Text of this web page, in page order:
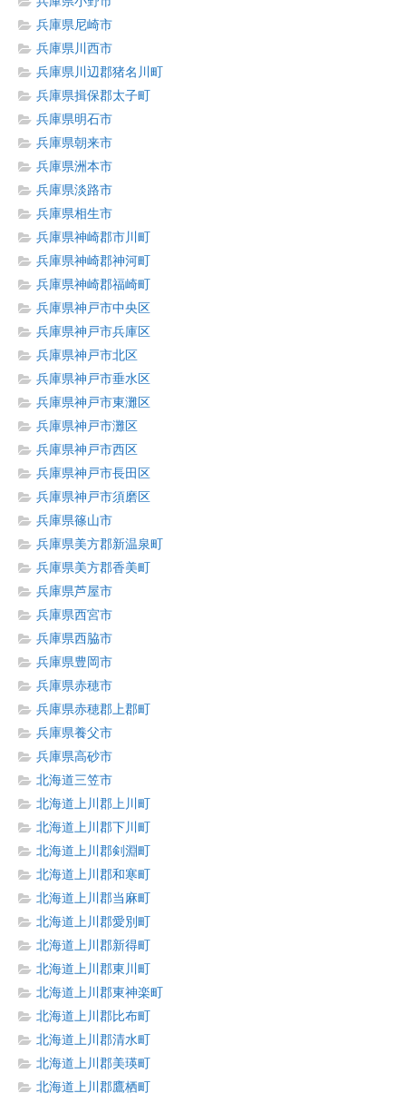
兵庫県尼崎市
兵庫県川西市
兵庫県川辺郡猪名川町
兵庫県揖保郡太子町
兵庫県明石市
兵庫県朝来市
兵庫県洲本市
兵庫県淡路市
兵庫県相生市
兵庫県神崎郡市川町
兵庫県神崎郡神河町
兵庫県神崎郡福崎町
兵庫県神戸市中央区
兵庫県神戸市兵庫区
兵庫県神戸市北区
兵庫県神戸市垂水区
兵庫県神戸市東灘区
兵庫県神戸市灘区
兵庫県神戸市西区
兵庫県神戸市長田区
兵庫県神戸市須磨区
兵庫県篠山市
兵庫県美方郡新温泉町
兵庫県美方郡香美町
兵庫県芦屋市
兵庫県西宮市
兵庫県西脇市
兵庫県豊岡市
兵庫県赤穂市
兵庫県赤穂郡上郡町
兵庫県養父市
兵庫県高砂市
北海道三笠市
北海道上川郡上川町
北海道上川郡下川町
北海道上川郡剣淵町
北海道上川郡和寒町
北海道上川郡当麻町
北海道上川郡愛別町
北海道上川郡新得町
北海道上川郡東川町
北海道上川郡東神楽町
北海道上川郡比布町
北海道上川郡清水町
北海道上川郡美瑛町
北海道上川郡鷹栖町